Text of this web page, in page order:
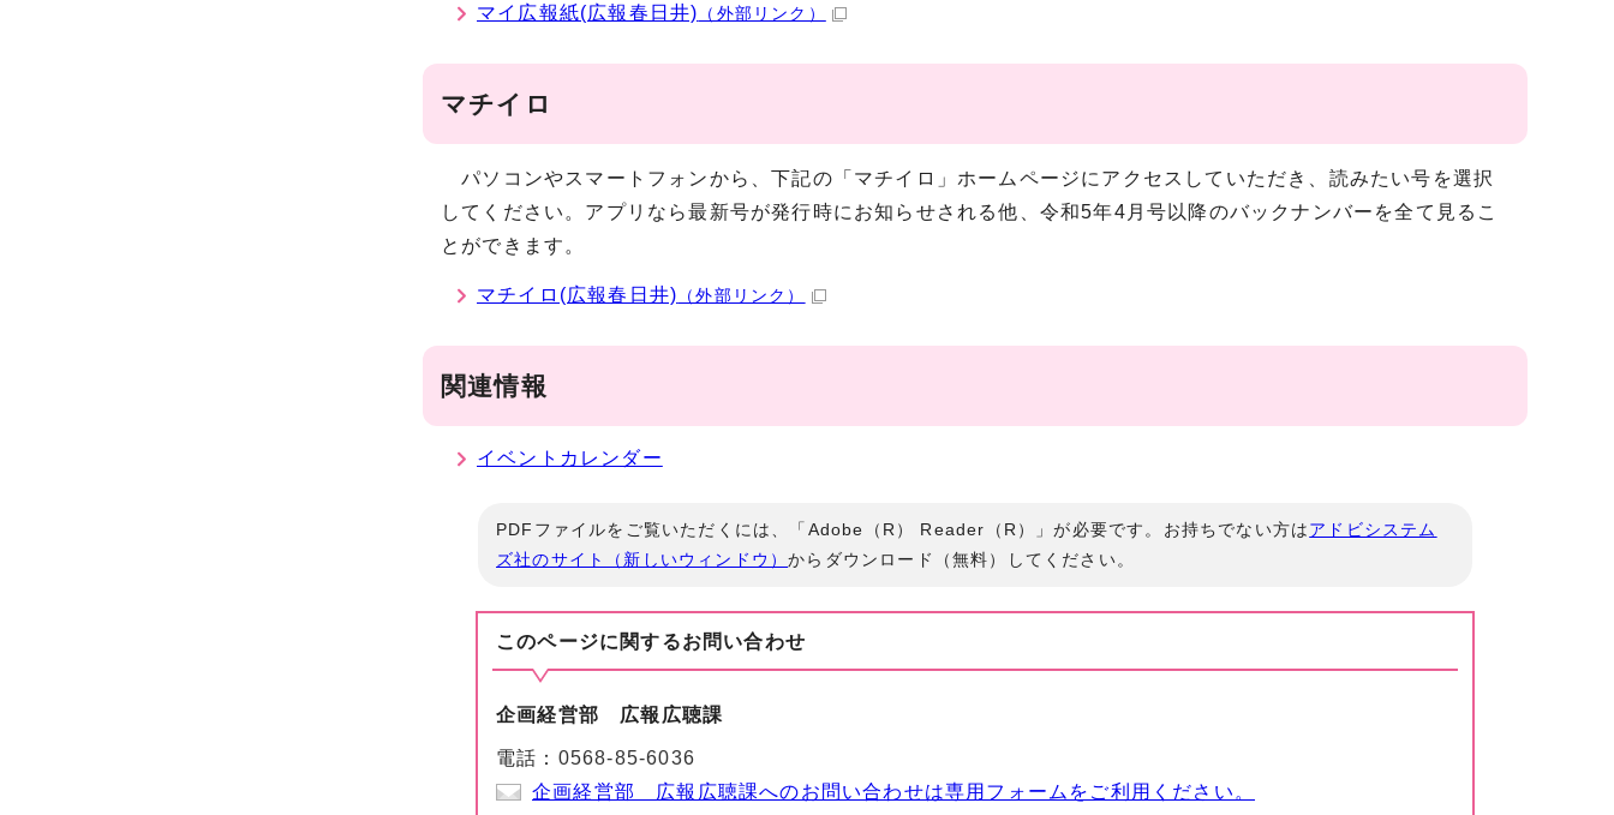
マイ広報紙(広報春日井) （外部リンク）
マチイロ
パソコンやスマートフォンから、下記の「マチイロ」ホームページにアクセスしていただき、読みたい号を選択
してください。アプリなら最新号が発行時にお知らせされる他、令和5年4月号以降のバックナンバーを全て見るこ
とができます。
マチイロ(広報春日井) （外部リンク）
関連情報
イベントカレンダー
PDFファイルをご覧いただくには、「Adobe（R） Reader（R）」が必要です。お持ちでない方はアドビシステム
ズ社のサイト（新しいウィンドウ）からダウンロード（無料）してください。
このページに関するお問い合わせ
企画経営部 広報広聴課
電話： 0568-85-6036
企画経営部 広報広聴課へのお問い合わせは専用フォームをご利用ください。